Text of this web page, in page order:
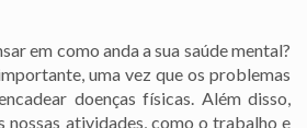
em como anda a sua saúde mental?
uma vez que os problemas
doenças físicas. Além disso,
nossas atividades, como o trabalho e